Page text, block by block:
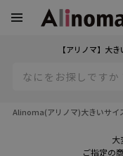
【アリノマ】大
Alinoma(アリノマ)大きいサイ
大
ご指定の